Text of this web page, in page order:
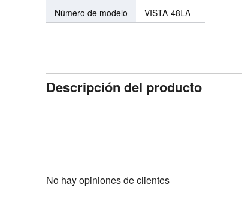
Número de modelo
VISTA-48LA
Descripción del producto
No hay opiniones de clientes